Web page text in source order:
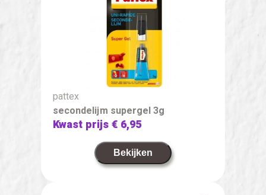
pattex
secondelijm supergel 3g
Kwast prijs€ 6,95
Bekijken